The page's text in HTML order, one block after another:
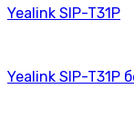
Yealink SIP-T31P
Yealink SIP-T31P